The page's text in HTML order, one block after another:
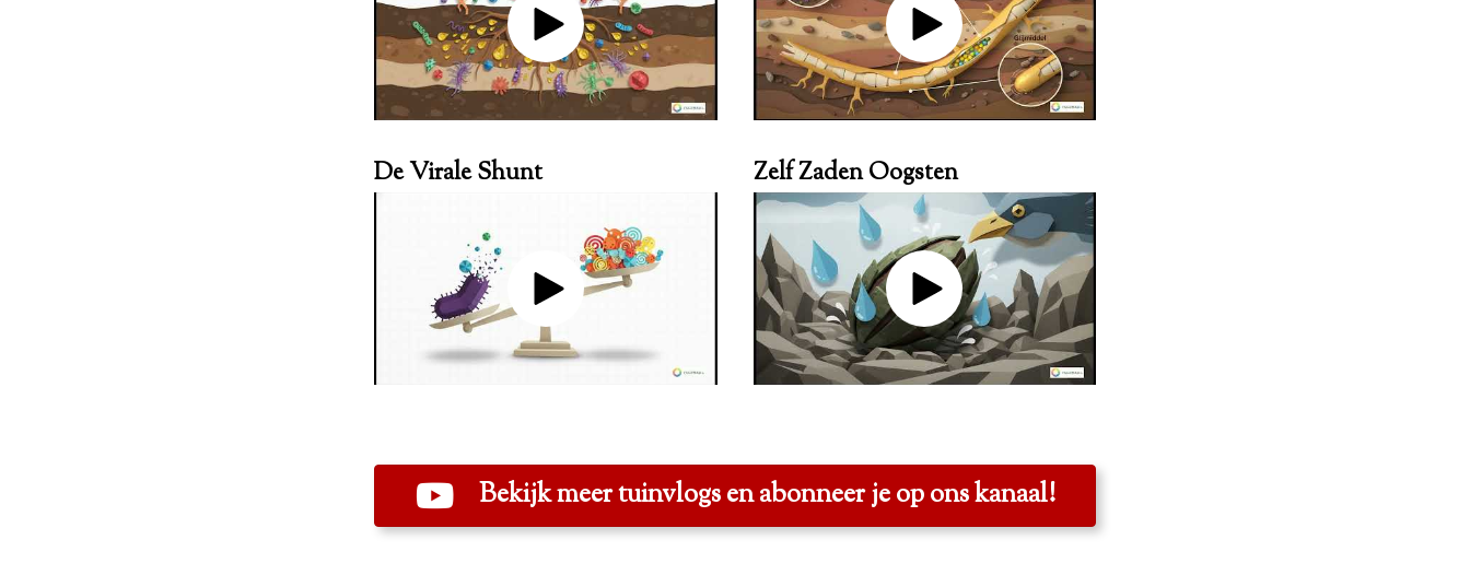
De Virale Shunt Zelf Zaden Oogsten
Bekijk meer tuinvlogs en abonneer je op ons kanaal!